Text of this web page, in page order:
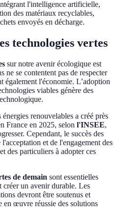
l'intelligence artificielle,
des matériaux recyclables,
envoyés en décharge.
technologies vertes
sur notre avenir écologique est
ne se contentent pas de respecter
également l'économie. L’adoption
viables génère des
renouvelables a créé près
France en 2025, selon l'INSEE,
Cependant, le succès des
et de l'engagement des
des particuliers à adopter ces
de demain sont essentielles
créer un avenir durable. Les
devront être soutenus et
en œuvre réussie des solutions